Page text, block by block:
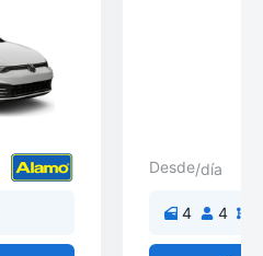
Desde/día
4 4